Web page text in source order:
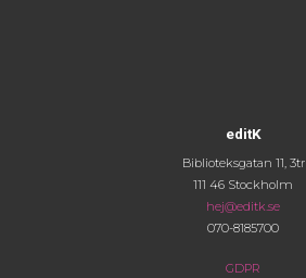
editK
Biblioteksgatan 11, 3tr
111 46 Stockholm
hej@editk.se
070-8185700
GDPR